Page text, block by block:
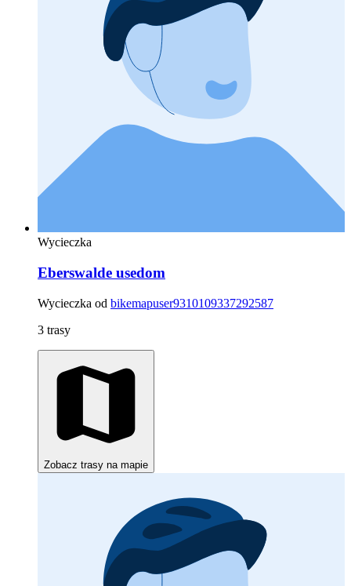
Wycieczka
Eberswalde usedom
Wycieczka od bikemapuser9310109337292587
3 trasy
Zobacz trasy na mapie